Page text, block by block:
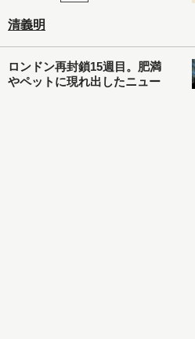
清義明
ロンドン再封鎖15週目。肥満
やペットに現れ出したニュー